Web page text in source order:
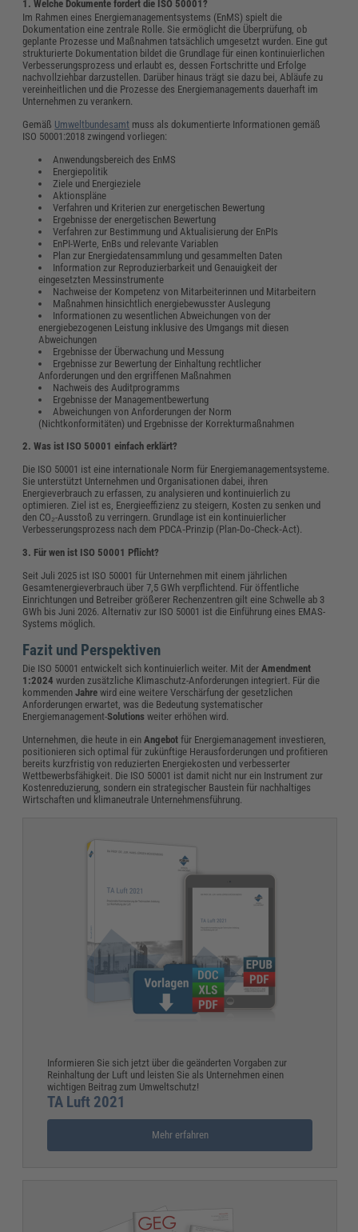
1. Welche Dokumente fordert die ISO 50001?
Im Rahmen eines Energiemanagementsystems (EnMS) spielt die
Dokumentation eine zentrale Rolle. Sie ermöglicht die Überprüfung, ob
geplante Prozesse und Maßnahmen tatsächlich umgesetzt wurden. Eine gut
strukturierte Dokumentation bildet die Grundlage für einen kontinuierlichen
Verbesserungsprozess und erlaubt es, dessen Fortschritte und Erfolge
nachvollziehbar darzustellen. Darüber hinaus trägt sie dazu bei, Abläufe zu
vereinheitlichen und die Prozesse des Energiemanagements dauerhaft im
Unternehmen zu verankern.
Gemäß Umweltbundesamt muss als dokumentierte Informationen gemäß
ISO 50001:2018 zwingend vorliegen:
Anwendungsbereich des EnMS
Energiepolitik
Ziele und Energieziele
Aktionspläne
Verfahren und Kriterien zur energetischen Bewertung
Ergebnisse der energetischen Bewertung
Verfahren zur Bestimmung und Aktualisierung der EnPIs
EnPI-Werte, EnBs und relevante Variablen
Plan zur Energiedatensammlung und gesammelten Daten
Information zur Reproduzierbarkeit und Genauigkeit der
eingesetzten Messinstrumente
Nachweise der Kompetenz von Mitarbeiterinnen und Mitarbeitern
Maßnahmen hinsichtlich energiebewusster Auslegung
Informationen zu wesentlichen Abweichungen von der
energiebezogenen Leistung inklusive des Umgangs mit diesen
Abweichungen
Ergebnisse der Überwachung und Messung
Ergebnisse zur Bewertung der Einhaltung rechtlicher
Anforderungen und den ergriffenen Maßnahmen
Nachweis des Auditprogramms
Ergebnisse der Managementbewertung
Abweichungen von Anforderungen der Norm
(Nichtkonformitäten) und Ergebnisse der Korrekturmaßnahmen
2. Was ist ISO 50001 einfach erklärt?
Die ISO 50001 ist eine internationale Norm für Energiemanagementsysteme.
Sie unterstützt Unternehmen und Organisationen dabei, ihren
Energieverbrauch zu erfassen, zu analysieren und kontinuierlich zu
optimieren. Ziel ist es, Energieeffizienz zu steigern, Kosten zu senken und
den CO₂-Ausstoß zu verringern. Grundlage ist ein kontinuierlicher
Verbesserungsprozess nach dem PDCA‑Prinzip (Plan‑Do‑Check‑Act).
3. Für wen ist ISO 50001 Pflicht?
Seit Juli 2025 ist ISO 50001 für Unternehmen mit einem jährlichen
Gesamtenergieverbrauch über 7,5 GWh verpflichtend. Für öffentliche
Einrichtungen und Betreiber größerer Rechenzentren gilt eine Schwelle ab 3
GWh bis Juni 2026. Alternativ zur ISO 50001 ist die Einführung eines EMAS-
Systems möglich.
Fazit und Perspektiven
Die ISO 50001 entwickelt sich kontinuierlich weiter. Mit derAmendment
1:2024 wurden zusätzliche Klimaschutz-Anforderungen integriert. Für die
kommendenJahre wird eine weitere Verschärfung der gesetzlichen
Anforderungen erwartet, was die Bedeutung systematischer
Energiemanagement-Solutions weiter erhöhen wird.
Unternehmen, die heute in einAngebot für Energiemanagement investieren,
positionieren sich optimal für zukünftige Herausforderungen und profitieren
bereits kurzfristig von reduzierten Energiekosten und verbesserter
Wettbewerbsfähigkeit. Die ISO 50001 ist damit nicht nur ein Instrument zur
Kostenreduzierung, sondern ein strategischer Baustein für nachhaltiges
Wirtschaften und klimaneutrale Unternehmensführung.
Informieren Sie sich jetzt über die geänderten Vorgaben zur
Reinhaltung der Luft und leisten Sie als Unternehmen einen
wichtigen Beitrag zum Umweltschutz!
TA Luft 2021
Mehr erfahren